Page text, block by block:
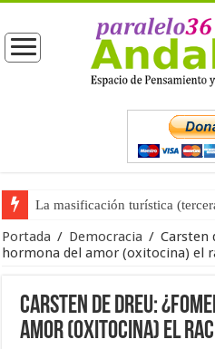
La masificación turística
La opinión pública ante las
Portada / Democracia / Carsten
hormona del amor (oxitocina) el
Carsten de Dreu:
amor (oxitocina) el